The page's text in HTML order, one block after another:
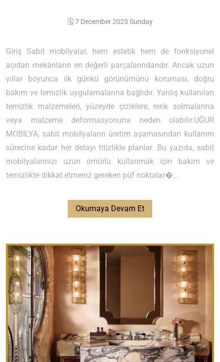
🗓️ 7 December 2025 Sunday
Giriş Sabit mobilyalar, hem estetik hem de fonksiyonel
açıdan mekânların en değerli parçalarındandır. Ancak uzun
yıllar boyunca ilk günkü görünümünü koruması, doğru
bakım ve temizlik uygulamalarına bağlıdır. Yanlış kullanılan
temizlik malzemeleri, yüzeyde çiziklere, renk solmalarına
veya malzeme deformasyonuna neden olabilir.UĞUR
MOBİLYA, sabit mobilyaların üretim aşamasından kullanım
sürecine kadar her detayı titizlikle planlar. Bu yazıda, sabit
mobilyalarınızı uzun ömürlü kullanmak için bakım ve
temizlikte dikkat etmeniz gereken püf noktalar�...
Okumaya Devam Et